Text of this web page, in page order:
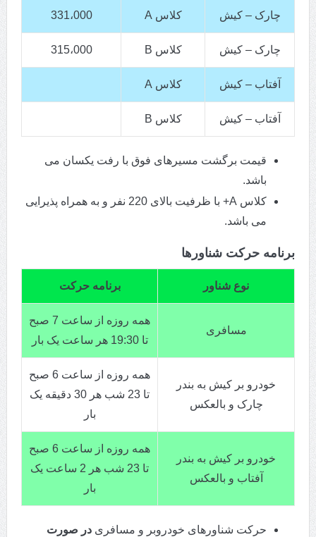
چارک – کیش کلاس A 331،000
چارک – کیش کلاس B 315،000
آفتاب – کیش کلاس A
آفتاب – کیش کلاس B
قیمت برگشت مسیرهای فوق با رفت یکسان می
باشد.
کلاس A+ با ظرفیت بالای 220 نفر و به همراه پذیرایی
می باشد.
برنامه حرکت شناورها
نوع شناور برنامه حرکت
مسافری
همه روزه از ساعت 7 صبح
تا 19:30 هر ساعت یک بار
خودرو بر کیش به بندر
چارک و بالعکس
همه روزه از ساعت 6 صبح
تا 23 شب هر 30 دقیقه یک
بار
خودرو بر کیش به بندر
آفتاب و بالعکس
همه روزه از ساعت 6 صبح
تا 23 شب هر 2 ساعت یک
بار
حرکت شناورهای خودروبر و مسافری در صورت